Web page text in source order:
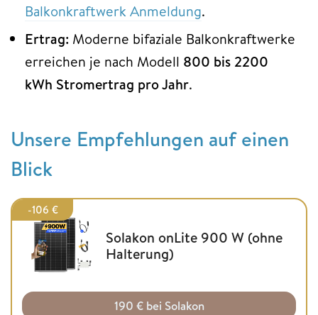
Balkonkraftwerk Anmeldung.
Ertrag: Moderne bifaziale Balkonkraftwerke
erreichen je nach Modell 800 bis 2200
kWh Stromertrag pro Jahr.
Unsere Empfehlungen auf einen
Blick
-106 €
Solakon onLite 900 W (ohne
Halterung)
190 € bei Solakon